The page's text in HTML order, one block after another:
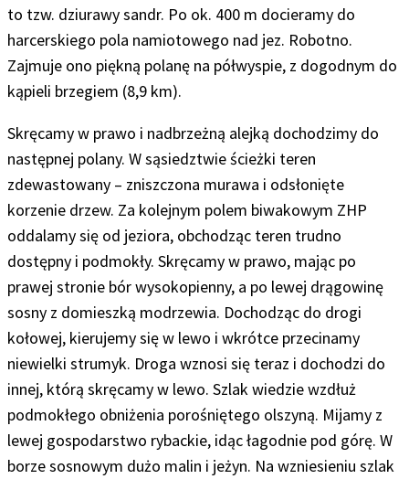
to tzw. dziurawy sandr. Po ok. 400 m docieramy do
harcerskiego pola namiotowego nad jez. Robotno.
Zajmuje ono piękną polanę na półwyspie, z dogodnym do
kąpieli brzegiem (8,9 km).
Skręcamy w prawo i nadbrzeżną alejką dochodzimy do
następnej polany. W sąsiedztwie ścieżki teren
zdewastowany – zniszczona murawa i odsłonięte
korzenie drzew. Za kolejnym polem biwakowym ZHP
oddalamy się od jeziora, obchodząc teren trudno
dostępny i podmokły. Skręcamy w prawo, mając po
prawej stronie bór wysokopienny, a po lewej drągowinę
sosny z domieszką modrzewia. Dochodząc do drogi
kołowej, kierujemy się w lewo i wkrótce przecinamy
niewielki strumyk. Droga wznosi się teraz i dochodzi do
innej, którą skręcamy w lewo. Szlak wiedzie wzdłuż
podmokłego obniżenia porośniętego olszyną. Mijamy z
lewej gospodarstwo rybackie, idąc łagodnie pod górę. W
borze sosnowym dużo malin i jeżyn. Na wzniesieniu szlak